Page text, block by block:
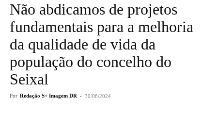
Não abdicamos de projetos
fundamentais para a melhoria
da qualidade de vida da
população do concelho do
Seixal
Por Redação S+ Imagem DR - 30/08/2024